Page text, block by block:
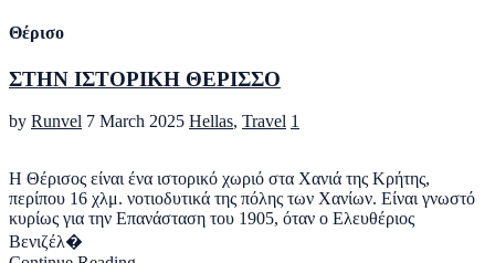
Θέρισο
ΣΤΗΝ ΙΣΤΟΡΙΚΗ ΘΕΡΙΣΣΟ
by Runvel 7 March 2025 Hellas, Travel 1
Η Θέρισος είναι ένα ιστορικό χωριό στα Χανιά της Κρήτης,
περίπου 16 χλμ. νοτιοδυτικά της πόλης των Χανίων. Είναι γνωστό
κυρίως για την Επανάσταση του 1905, όταν ο Ελευθέριος
Βενιζέλ�